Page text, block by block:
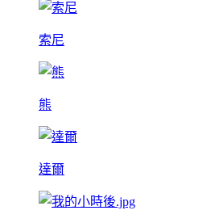
索尼
熊
達爾